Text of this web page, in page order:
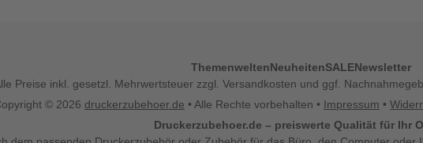
ThemenweltenNeuheitenSALENewsletter
Preise inkl. gesetzl. Mehrwertsteuer zzgl. Versandkosten und ggf.
© 2026 druckerzubehoer.de • Alle Rechte vorbehalten • Impressum •
Druckerzubehoer.de – preiswerte Qualität für Ihr